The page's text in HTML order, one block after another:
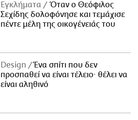
Εγκλήματα
Όταν ο Θεόφιλος
Σεχίδης δολοφόνησε και τεμάχισε
πέντε μέλη της οικογένειάς του
Design
Ένα σπίτι που δεν
προσπαθεί να είναι τέλειο· θέλει να
είναι αληθινό